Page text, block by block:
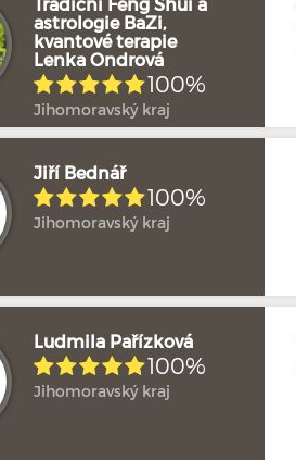
astrologie BaZi,
kvantové terapie
Lenka Ondrová
100%
Jihomoravský kraj
Jiří Bednář
100%
Jihomoravský kraj
Ludmila Pařízková
100%
Jihomoravský kraj